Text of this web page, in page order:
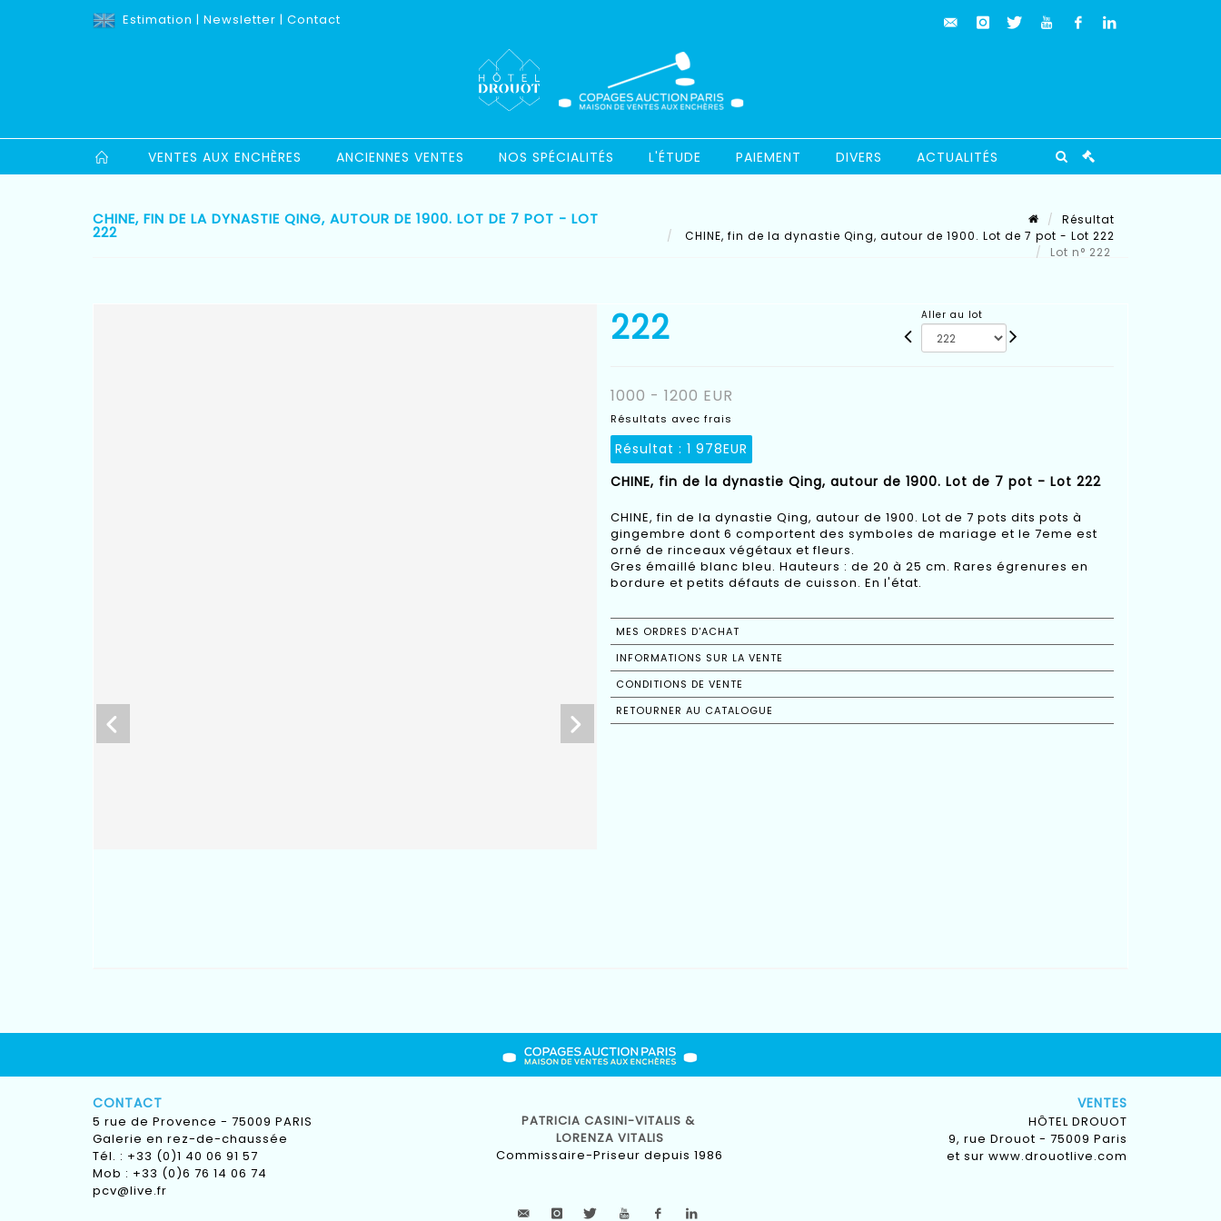
Estimation | Newsletter | Contact
VENTES AUX ENCHÈRES ANCIENNES VENTES NOS SPÉCIALITÉS L'ÉTUDE PAIEMENT DIVERS ACTUALITÉS
CHINE, FIN DE LA DYNASTIE QING, AUTOUR DE 1900. LOT DE 7 POT - LOT
222
Résultat
CHINE, fin de la dynastie Qing, autour de 1900. Lot de 7 pot - Lot 222
Lot n° 222
222 Aller au lot
1000 - 1200 EUR
Résultats avec frais
Résultat : 1 978EUR
CHINE, fin de la dynastie Qing, autour de 1900. Lot de 7 pot - Lot 222
CHINE, fin de la dynastie Qing, autour de 1900. Lot de 7 pots dits pots à
gingembre dont 6 comportent des symboles de mariage et le 7eme est
orné de rinceaux végétaux et fleurs.
Gres émaillé blanc bleu. Hauteurs : de 20 à 25 cm. Rares égrenures en
bordure et petits défauts de cuisson. En l'état.
MES ORDRES D'ACHAT
INFORMATIONS SUR LA VENTE
CONDITIONS DE VENTE
RETOURNER AU CATALOGUE
CONTACT
5 rue de Provence - 75009 PARIS
Galerie en rez-de-chaussée
Tél. : +33 (0)1 40 06 91 57
Mob : +33 (0)6 76 14 06 74
pcv@live.fr
PATRICIA CASINI-VITALIS &
LORENZA VITALIS
Commissaire-Priseur depuis 1986
VENTES
HÔTEL DROUOT
9, rue Drouot - 75009 Paris
et sur www.drouotlive.com